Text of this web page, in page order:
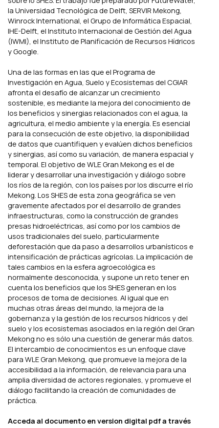
la Universidad Tecnológica de Delft, SERVIR Mekong,
Winrock International, el Grupo de Informática Espacial,
IHE-Delft, el Instituto Internacional de Gestión del Agua
(IWMI), el Instituto de Planificación de Recursos Hídricos
y Google.
Una de las formas en las que el Programa de
Investigación en Agua, Suelo y Ecosistemas del CGIAR
afronta el desafío de alcanzar un crecimiento
sostenible, es mediante la mejora del conocimiento de
los beneficios y sinergias relacionados con el agua, la
agricultura, el medio ambiente y la energía. Es esencial
para la consecución de este objetivo, la disponibilidad
de datos que cuantifiquen y evalúen dichos beneficios
y sinergias, así como su variación, de manera espacial y
temporal. El objetivo de WLE Gran Mekong es el de
liderar y desarrollar una investigación y diálogo sobre
los ríos de la región, con los países por los discurre el río
Mekong. Los SHES de esta zona geográfica se ven
gravemente afectados por el desarrollo de grandes
infraestructuras, como la construcción de grandes
presas hidroeléctricas, así como por los cambios de
usos tradicionales del suelo, particularmente
deforestación que da paso a desarrollos urbanísticos e
intensificación de prácticas agrícolas. La implicación de
tales cambios en la esfera agroecológica es
normalmente desconocida, y supone un reto tener en
cuenta los beneficios que los SHES generan en los
procesos de toma de decisiones. Al igual que en
muchas otras áreas del mundo, la mejora de la
gobernanza y la gestión de los recursos hídricos y del
suelo y los ecosistemas asociados en la región del Gran
Mekong no es sólo una cuestión de generar más datos.
El intercambio de conocimientos es un enfoque clave
para WLE Gran Mekong, que promueve la mejora de la
accesibilidad a la información, de relevancia para una
amplia diversidad de actores regionales, y promueve el
diálogo facilitando la creación de comunidades de
práctica.
Acceda al documento en version digital pdf a través